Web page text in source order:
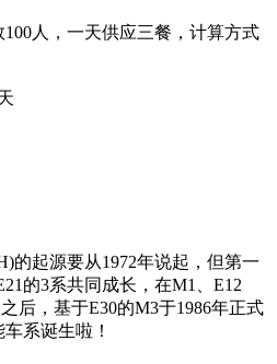
人，一天供应三餐，计算方式
的起源要从1972年说起，但第一
的3系共同成长，在M1、E12
后，基于E30的M3于1986年正式
系诞生啦！